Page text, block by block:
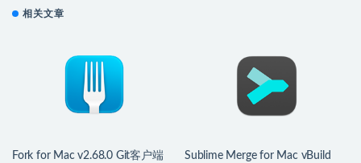
相关文章
Fork for Mac v2.68.0 Git客户端
Sublime Merge for Mac vBuild